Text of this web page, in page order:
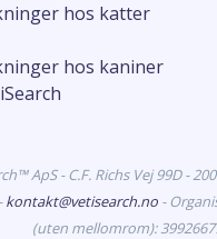
hos katter
hos kaniner
ApS - C.F. Richs Vej 99D -
kontakt@vetisearch.no -
(uten mellomrom):